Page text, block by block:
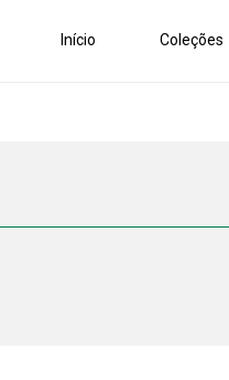
Início Coleções